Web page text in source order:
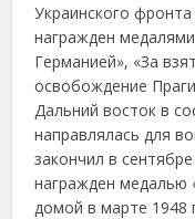
Украинского
награжден
Германией», «За
освобождение
Дальний восток в
направлялась для
закончил в
награжден медалью
домой в марте 1948